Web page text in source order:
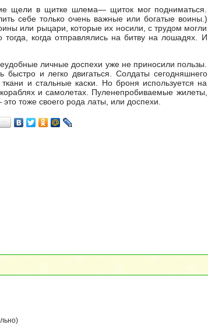
щели в щитке шлема— щиток мог подниматься.
себе только очень важные или богатые воины.)
или рыцари, которые их носили, с трудом могли
тогда, когда отправлялись на битву на лошадях. И
личные доспехи уже не приносили пользы.
быстро и легко двигаться. Солдаты сегодняшнего
и стальные каски. Но броня используется на
и самолетах. Пуленепробиваемые жилеты,
тоже своего рода латы, или доспехи.